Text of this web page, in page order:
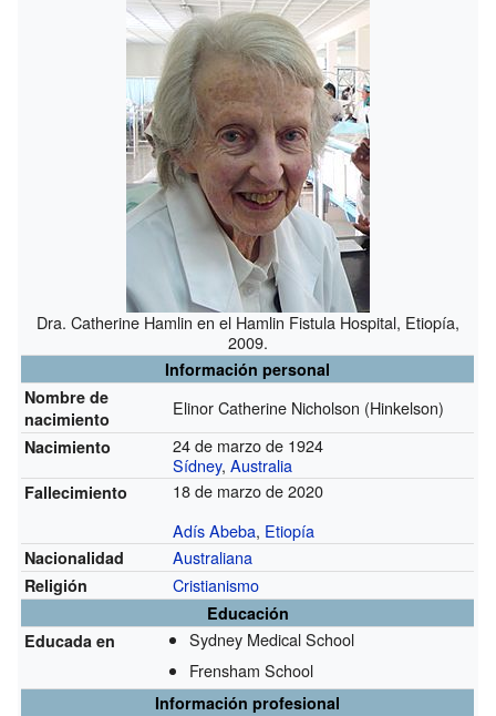
Dra. Catherine Hamlin en el Hamlin Fistula Hospital, Etiopía,
2009.
Información personal
Nombre de
nacimiento
Elinor Catherine Nicholson (Hinkelson)
Nacimiento
24 de marzo de 1924
Sídney,Australia
Fallecimiento
18 de marzo de 2020
Adís Abeba, Etiopía
Nacionalidad Australiana
Religión Cristianismo
Educación
Educada en
Sydney Medical School
Frensham School
Información profesional